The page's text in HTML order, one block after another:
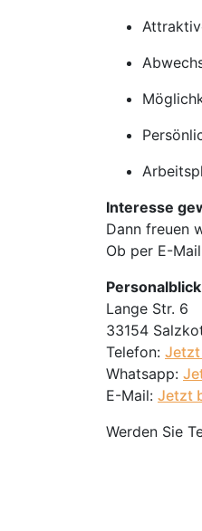
Interesse
Dann freuen
Ob per E-
Lange Str. 6
33154
Telefon: Jetzt
Whatsapp:
E-Mail: Jetzt
Werden Sie